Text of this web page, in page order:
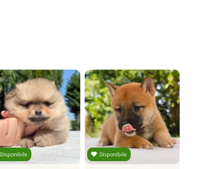
Disponibile Disponibile